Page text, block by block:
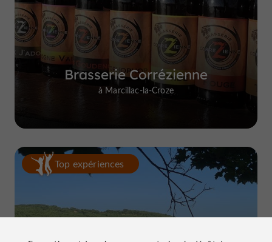
Brasserie Corrézienne
à Marcillac-la-Croze
Top expériences